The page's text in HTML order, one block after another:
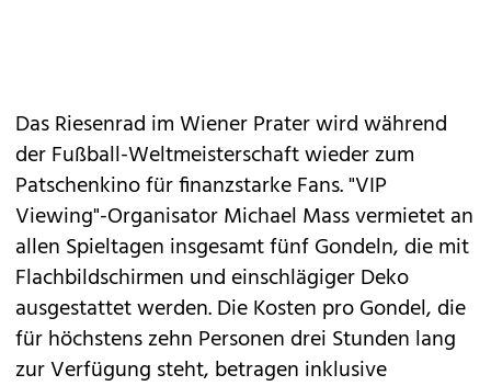
Das Riesenrad im Wiener Prater wird während
der Fußball-Weltmeisterschaft wieder zum
Patschenkino für finanzstarke Fans. "VIP
Viewing"-Organisator Michael Mass vermietet an
allen Spieltagen insgesamt fünf Gondeln, die mit
Flachbildschirmen und einschlägiger Deko
ausgestattet werden. Die Kosten pro Gondel, die
für höchstens zehn Personen drei Stunden lang
zur Verfügung steht, betragen inklusive